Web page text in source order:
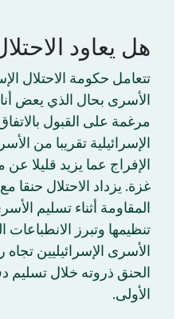
هل يعاود
تتعامل حكومة الاحتلال
الأسرى بحال الذي يعض
مرغمة على القبول
الإسرائيلية تقريبا من
الإفراج عما يزيد قليلا
غزة. يزداد الاحتلال حنقا
المقاومة أثناء تسليم
تنظيمها وتبرز
الأسرى الإسرائيليين تجاه
الحنق ذروته خلال تسليم
الأولى.